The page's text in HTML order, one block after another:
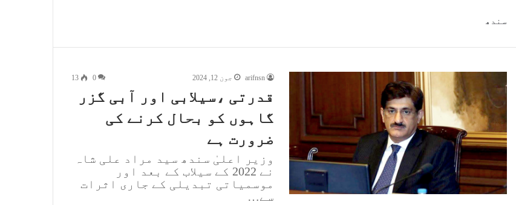
سندھ
arifnsn جون 12, 2024 0
13
قدرتی ،سیلابی اور آبی گزر
گاہوں کو بحال کرنے کی
ضرورت ہے
وزیر اعلیٰ سندھ سید مراد علی شاہ
نے 2022 کے سیلاب کے بعد اور
موسمیاتی تبدیلی کے جاری اثرات
سے…